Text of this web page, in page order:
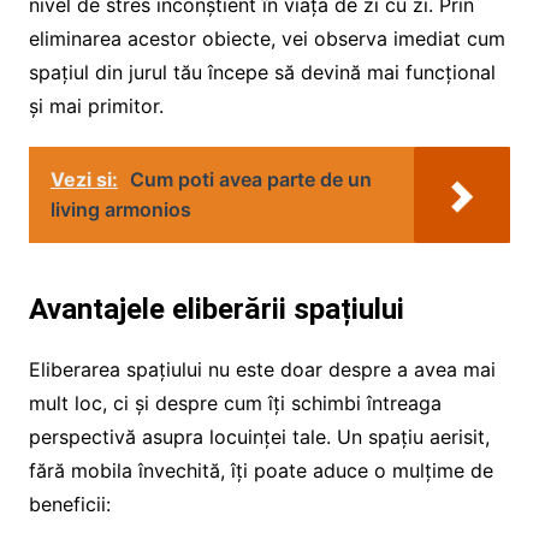
nivel de stres inconștient în viața de zi cu zi. Prin
eliminarea acestor obiecte, vei observa imediat cum
spațiul din jurul tău începe să devină mai funcțional
și mai primitor.
Vezi si: Cum poti avea parte de un
living armonios
Avantajele eliberării spațiului
Eliberarea spațiului nu este doar despre a avea mai
mult loc, ci și despre cum îți schimbi întreaga
perspectivă asupra locuinței tale. Un spațiu aerisit,
fără mobila învechită, îți poate aduce o mulțime de
beneficii: